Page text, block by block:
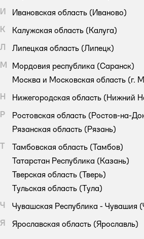
И
Ивановская область (Иваново)
К
Калужская область (Калуга)
Л
Липецкая область (Липецк)
М
Мордовия республика (Саранск)
Москва и Московская область (г.
Н
Нижегородская область (Нижний
Р
Ростовская область (Ростов-на-
Рязанская область (Рязань)
Т
Тамбовская область (Тамбов)
Татарстан Республика (Казань)
Тверская область (Тверь)
Тульская область (Тула)
Ч
Чувашская Республика - Чувашия
Я
Ярославская область (Ярославль)